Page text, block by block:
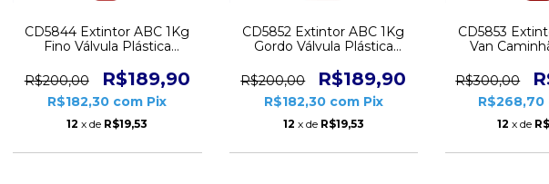
CD5844 Extintor ABC 1Kg
Fino Válvula Plástica
R$200,00
R$189,90
R$182,30 com Pix
12 x de R$19,53
CD5852 Extintor ABC 1Kg
Gordo Válvula Plástica
R$200,00
R$189,90
R$182,30 com Pix
12 x de R$19,53
CD5853
Van
R$300,00
R$268,70
12 x de